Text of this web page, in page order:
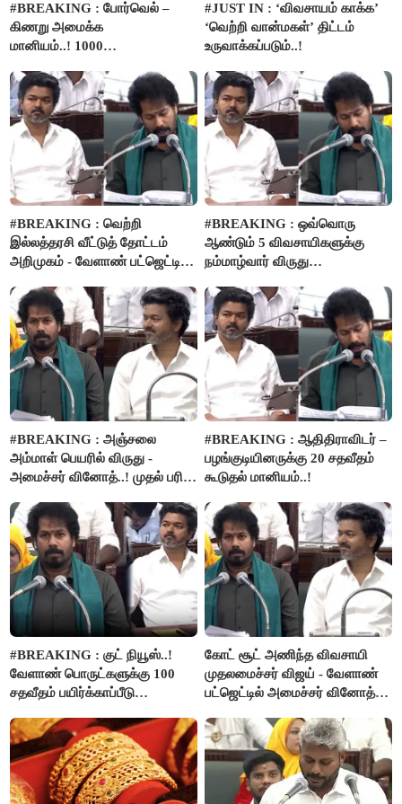
#BREAKING : போர்வெல் –
கிணறு அமைக்க
மானியம்..! 1000
பம்புசெட் வழங்கப்படும்..!
#JUST IN : ‘விவசாயம் காக்க’
‘வெற்றி வான்மகள்’ திட்டம்
உருவாக்கப்படும்..!
#BREAKING : வெற்றி
இல்லத்தரசி வீட்டுத் தோட்டம்
அறிமுகம் - வேளாண் பட்ஜெட்டில்
#BREAKING : ஒவ்வொரு
ஆண்டும் 5 விவசாயிகளுக்கு
நம்மாழ்வார் விருது
#BREAKING : அஞ்சலை
அம்மாள் பெயரில் விருது -
அமைச்சர் வினோத்..! முதல் பரிசு
#BREAKING : ஆதிதிராவிடர் –
பழங்குடியினருக்கு 20 சதவீதம்
கூடுதல் மானியம்..!
#BREAKING : குட் நியூஸ்..!
வேளாண் பொருட்களுக்கு 100
சதவீதம் பயிர்க்காப்பீடு
வினோத்..!
கோட் சூட் அணிந்த விவசாயி
முதலமைச்சர் விஜய் - வேளாண்
பட்ஜெட்டில் அமைச்சர் வினோத்